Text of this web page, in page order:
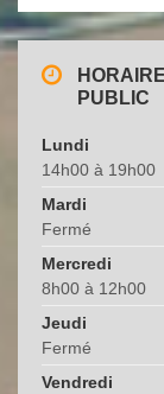
PUBLIC
Lundi
14h00 à 19h00
Mardi
Fermé
Mercredi
8h00 à 12h00
Jeudi
Fermé
Vendredi